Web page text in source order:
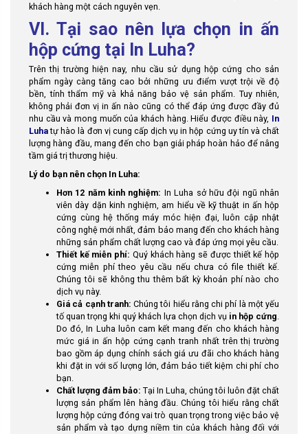
khách hàng một cách nguyên vẹn.
VI. Tại sao nên lựa chọn in ấn
hộp cứng tại In Luha?
Trên thị trường hiện nay, nhu cầu sử dụng hộp cứng cho sản
phẩm ngày càng tăng cao bởi những ưu điểm vượt trội về độ
bền, tính thẩm mỹ và khả năng bảo vệ sản phẩm. Tuy nhiên,
không phải đơn vị in ấn nào cũng có thể đáp ứng được đầy đủ
nhu cầu và mong muốn của khách hàng. Hiểu được điều này, In
Luhatự hào là đơn vị cung cấp dịch vụ in hộp cứng uy tín và chất
lượng hàng đầu, mang đến cho bạn giải pháp hoàn hảo để nâng
tầm giá trị thương hiệu.
Lý do bạn nên chọn In Luha:
Hơn 12 năm kinh nghiệm: In Luha sở hữu đội ngũ nhân
viên dày dặn kinh nghiệm, am hiểu về kỹ thuật in ấn hộp
cứng cùng hệ thống máy móc hiện đại, luôn cập nhật
công nghệ mới nhất, đảm bảo mang đến cho khách hàng
những sản phẩm chất lượng cao và đáp ứng mọi yêu cầu.
Thiết kế miễn phí: Quý khách hàng sẽ được thiết kế hộp
cứng miễn phí theo yêu cầu nếu chưa có file thiết kế.
Chúng tôi sẽ không thu thêm bất kỳ khoản phí nào cho
dịch vụ này.
Giá cả cạnh tranh: Chúng tôi hiểu rằng chi phí là một yếu
tố quan trọng khi quý khách lựa chọn dịch vụ in hộp cứng.
Do đó, In Luha luôn cam kết mang đến cho khách hàng
mức giá in ấn hộp cứng cạnh tranh nhất trên thị trường
bao gồm áp dụng chính sách giá ưu đãi cho khách hàng
khi đặt in với số lượng lớn, đảm bảo tiết kiệm chi phí cho
bạn.
Chất lượng đảm bảo: Tại In Luha, chúng tôi luôn đặt chất
lượng sản phẩm lên hàng đầu. Chúng tôi hiểu rằng chất
lượng hộp cứng đóng vai trò quan trọng trong việc bảo vệ
sản phẩm và tạo dựng niềm tin của khách hàng đối với